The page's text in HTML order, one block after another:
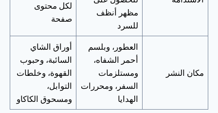
مظهر أنظف
للسرد
لكل محتوى
صفحة
مكان النشر
العطور، وبلسم
أحمر الشفاه،
ومستلزمات
السفر، ومحررات
الهدايا
أوراق الشاي
السائبة، وحبوب
القهوة، وخلطات
التوابل،
ومسحوق الكاكاو